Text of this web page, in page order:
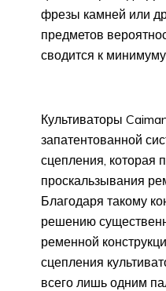
фрезы камней или
предметов
сводится к минимуму.
Культиваторы
запатентованной
сцепления, которая
проскальзывания
Благодаря такому
решению
ременной
сцепления
всего лишь одним